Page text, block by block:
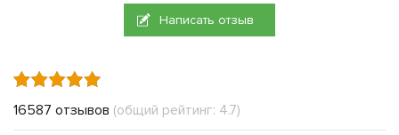
Написать отзыв
16587 отзывов (общий рейтинг: 4.7)